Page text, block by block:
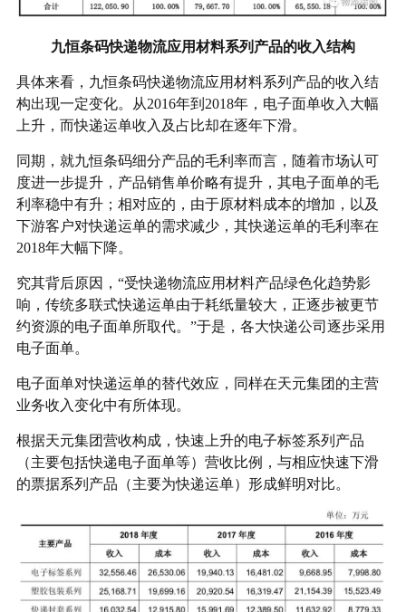
九恒条码快递物流应用材料系列产品的收入结构
具体来看，九恒条码快递物流应用材料系列产品的收入结
构出现一定变化。从2016年到2018年，电子面单收入大幅
上升，而快递运单收入及占比却在逐年下滑。
同期，就九恒条码细分产品的毛利率而言，随着市场认可
度进一步提升，产品销售单价略有提升，其电子面单的毛
利率稳中有升；相对应的，由于原材料成本的增加，以及
下游客户对快递运单的需求减少，其快递运单的毛利率在
2018年大幅下降。
究其背后原因，“受快递物流应用材料产品绿色化趋势影
响，传统多联式快递运单由于耗纸量较大，正逐步被更节
约资源的电子面单所取代。”于是，各大快递公司逐步采用
电子面单。
电子面单对快递运单的替代效应，同样在天元集团的主营
业务收入变化中有所体现。
根据天元集团营收构成，快速上升的电子标签系列产品
（主要包括快递电子面单等）营收比例，与相应快速下滑
的票据系列产品（主要为快递运单）形成鲜明对比。